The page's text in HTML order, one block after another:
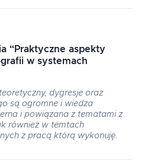
“Praktyczne aspekty
w systemach
dygresje oraz
są ogromne i wiedza
i powiązana z tematami z
również w temtach
z pracą którą wykonuję.